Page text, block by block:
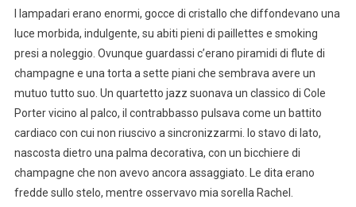
I lampadari erano enormi, gocce di cristallo che diffondevano una
luce morbida, indulgente, su abiti pieni di paillettes e smoking
presi a noleggio. Ovunque guardassi c’erano piramidi di flute di
champagne e una torta a sette piani che sembrava avere un
mutuo tutto suo. Un quartetto jazz suonava un classico di Cole
Porter vicino al palco, il contrabbasso pulsava come un battito
cardiaco con cui non riuscivo a sincronizzarmi. Io stavo di lato,
nascosta dietro una palma decorativa, con un bicchiere di
champagne che non avevo ancora assaggiato. Le dita erano
fredde sullo stelo, mentre osservavo mia sorella Rachel.